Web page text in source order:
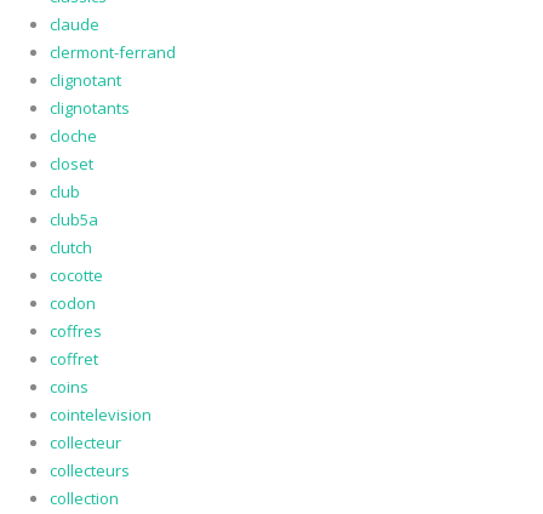
claude
clermont-ferrand
clignotant
clignotants
cloche
closet
club
club5a
clutch
cocotte
codon
coffres
coffret
coins
cointelevision
collecteur
collecteurs
collection